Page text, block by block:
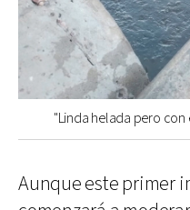
"Linda helada pero
Aunque este primer